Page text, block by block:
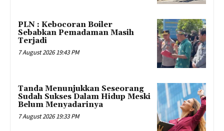
PLN : Kebocoran Boiler
Sebabkan Pemadaman Masih
Terjadi
7 August 2026 19:43 PM
Tanda Menunjukkan Seseorang
Sudah Sukses Dalam Hidup Meski
Belum Menyadarinya
7 August 2026 19:33 PM